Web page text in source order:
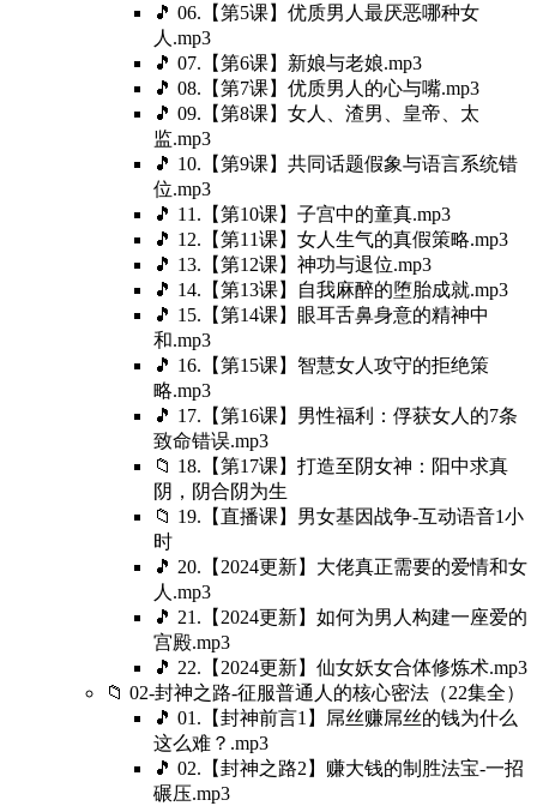
🎵 06.【第5课】优质男人最厌恶哪种女
人.mp3
🎵 07.【第6课】新娘与老娘.mp3
🎵 08.【第7课】优质男人的心与嘴.mp3
🎵 09.【第8课】女人、渣男、皇帝、太
监.mp3
🎵 10.【第9课】共同话题假象与语言系统错
位.mp3
🎵 11.【第10课】子宫中的童真.mp3
🎵 12.【第11课】女人生气的真假策略.mp3
🎵 13.【第12课】神功与退位.mp3
🎵 14.【第13课】自我麻醉的堕胎成就.mp3
🎵 15.【第14课】眼耳舌鼻身意的精神中
和.mp3
🎵 16.【第15课】智慧女人攻守的拒绝策
略.mp3
🎵 17.【第16课】男性福利：俘获女人的7条
致命错误.mp3
📁 18.【第17课】打造至阴女神：阳中求真
阴，阴合阴为生
📁 19.【直播课】男女基因战争-互动语音1小
时
🎵 20.【2024更新】大佬真正需要的爱情和女
人.mp3
🎵 21.【2024更新】如何为男人构建一座爱的
宫殿.mp3
🎵 22.【2024更新】仙女妖女合体修炼术.mp3
📁 02-封神之路-征服普通人的核心密法（22集全）
🎵 01.【封神前言1】屌丝赚屌丝的钱为什么
这么难？.mp3
🎵 02.【封神之路2】赚大钱的制胜法宝-一招
碾压.mp3